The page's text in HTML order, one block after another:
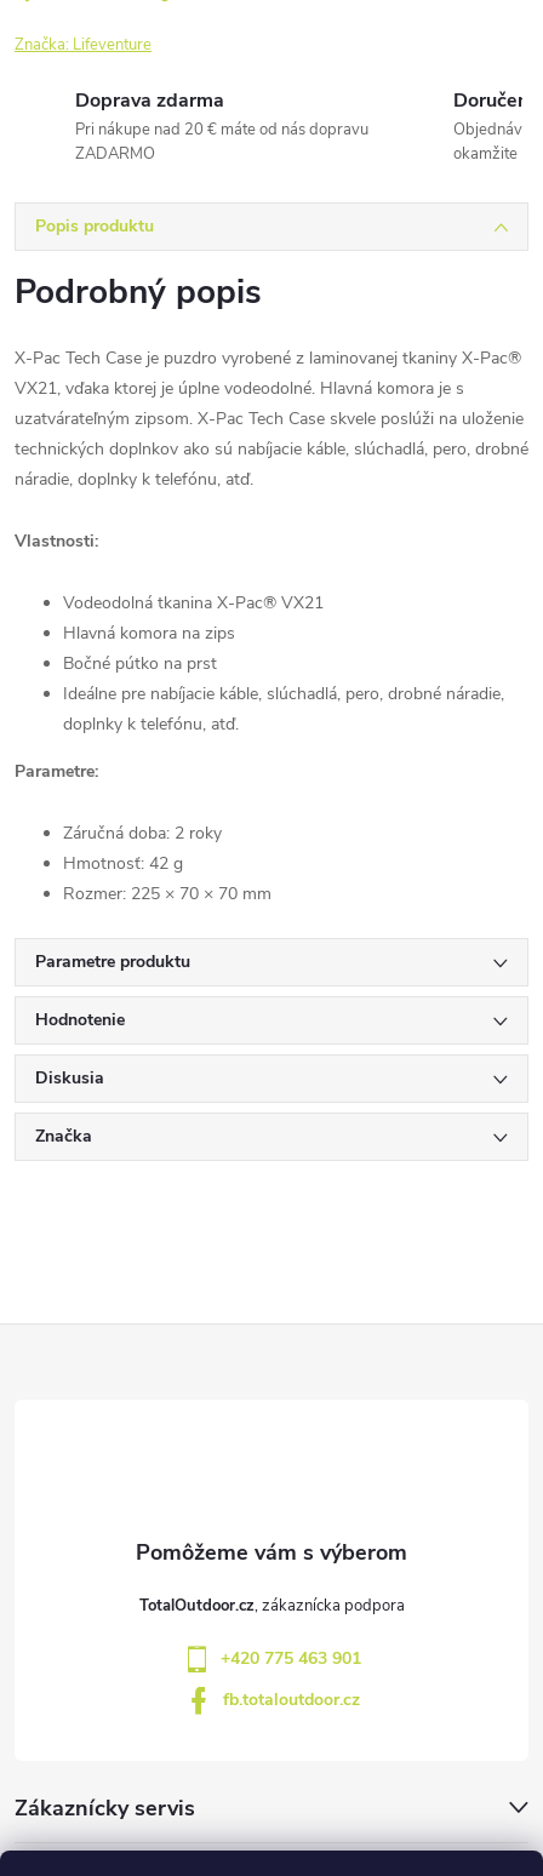
Značka: Lifeventure
Doprava zdarma
Pri nákupe nad 20 € máte od nás dopravu
ZADARMO
okamžite
Popis produktu
Podrobný popis
X-Pac Tech Case je puzdro vyrobené z laminovanej tkaniny X-Pac®
VX21, vďaka ktorej je úplne vodeodolné. Hlavná komora je s
uzatvárateľným zipsom. X-Pac Tech Case skvele poslúži na uloženie
technických doplnkov ako sú nabíjacie káble, slúchadlá, pero, drobné
náradie, doplnky k telefónu, atď.
Vlastnosti:
Vodeodolná tkanina X-Pac® VX21
Hlavná komora na zips
Bočné pútko na prst
Ideálne pre nabíjacie káble, slúchadlá, pero, drobné náradie,
doplnky k telefónu, atď.
Parametre:
Záručná doba: 2 roky
Hmotnosť: 42 g
Rozmer: 225 × 70 × 70 mm
Parametre produktu
Hodnotenie
Diskusia
Značka
Zákaznícky servis
TotalOutdoor.cz
+420 775 463 901
fb.totaloutdoor.cz